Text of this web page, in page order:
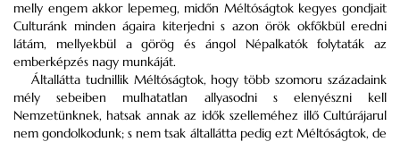
melly engem akkor lepemeg, midőn Méltóságtok kegyes gondjait
Culturánk minden ágaira kiterjedni s azon örök okfőkbül eredni
látám, mellyekbül a görög és ángol Népalkatók folytaták az
emberképzés nagy munkáját.
Általlátta tudnillik Méltóságtok, hogy több szomoru századaink
mély sebeiben mulhatatlan allyasodni s elenyészni kell
Nemzetünknek, hatsak annak az idők szelleméhez illő Cultúrájarul
nem gondolkodunk; s nem tsak általlátta pedig ezt Méltóságtok, de